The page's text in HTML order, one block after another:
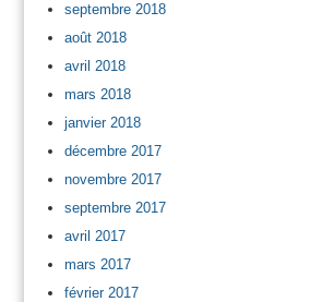
septembre 2018
août 2018
avril 2018
mars 2018
janvier 2018
décembre 2017
novembre 2017
septembre 2017
avril 2017
mars 2017
février 2017